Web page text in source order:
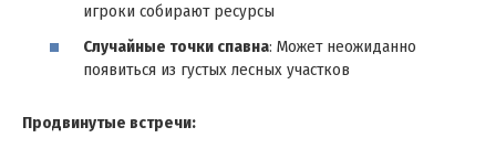
игроки собирают ресурсы
Случайные точки спавна: Может неожиданно
появиться из густых лесных участков
Продвинутые встречи: